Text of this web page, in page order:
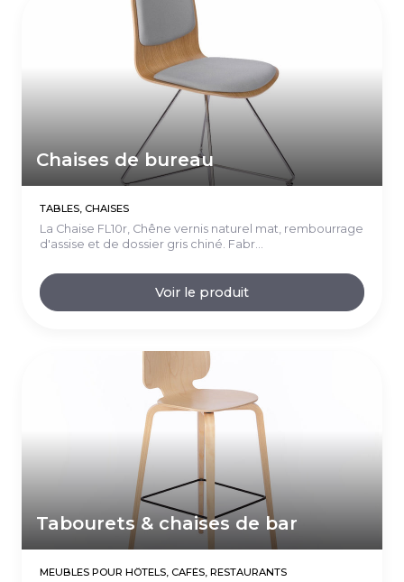
Chaises de bureau
TABLES, CHAISES
La Chaise FL10r, Chêne vernis naturel mat, rembourrage
d'assise et de dossier gris chiné. Fabr...
Voir le produit
Tabourets & chaises de bar
MEUBLES POUR HÔTELS, CAFÉS, RESTAURANTS